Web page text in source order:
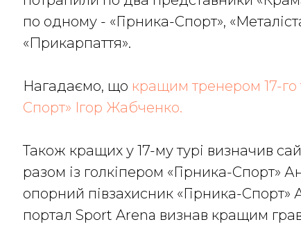
по одному - «Гірника-Спорт»,
«Прикарпаття».
Нагадаємо, що кращим тренером 17-го
Спорт» Ігор Жабченко.
Також кращих у 17-му турі визначив
разом із голкіпером «Гірника-Спорт»
опорний півзахисник «Гірника-
портал Sport Arena визнав кращим